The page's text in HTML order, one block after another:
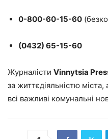
0-800-60-15-60
(0432) 65-15-60
Журналісти Vinnytsia
за життєдіяльністю
всі важливі комунальні